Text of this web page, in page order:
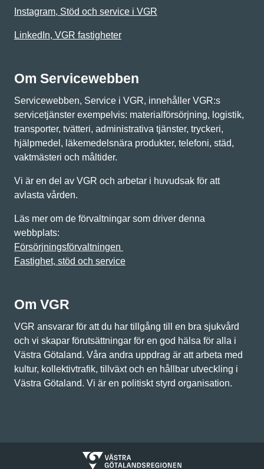
Instagram, Stöd och service i VGR
LinkedIn, VGR fastigheter
Om Servicewebben
Servicewebben, Service i VGR, innehåller VGR:s
servicetjänster exempelvis: materialförsörjning, logistik,
transporter, tvätteri, administrativa tjänster, tryckeri,
hjälpmedel, läkemedelsnära produkter, telefoni, städ,
vaktmästeri och måltider.
Vi är en del av VGR och arbetar i huvudsak för att
avlasta vården.
Läs mer om de förvaltningar som driver denna
webbplats:
Försörjningsförvaltningen
Fastighet, stöd och service
Om VGR
VGR ansvarar för att du har tillgång till en bra sjukvård
och vi skapar förutsättningar för en god hälsa för alla i
Västra Götaland. Våra andra uppdrag är att arbeta med
kultur, kollektivtrafik, tillväxt och en hållbar utveckling i
Västra Götaland. Vi är en politiskt styrd organisation.